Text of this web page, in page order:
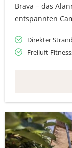
Brava – das
entspannten
Direkter
Freiluft-